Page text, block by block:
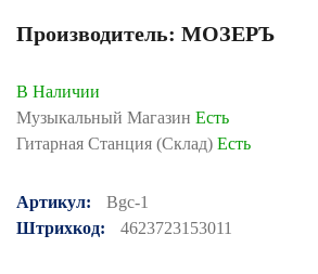
Производитель: МОЗЕРЪ
В Наличии
Музыкальный Магазин Есть
Гитарная Станция (Склад) Есть
Артикул:
Bgc-1
Штрихкод:
4623723153011